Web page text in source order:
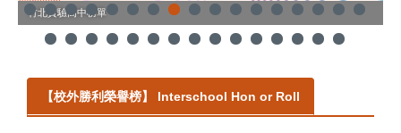
114國中技藝競賽
【校外勝利榮譽榜】 Interschool Hon or Roll